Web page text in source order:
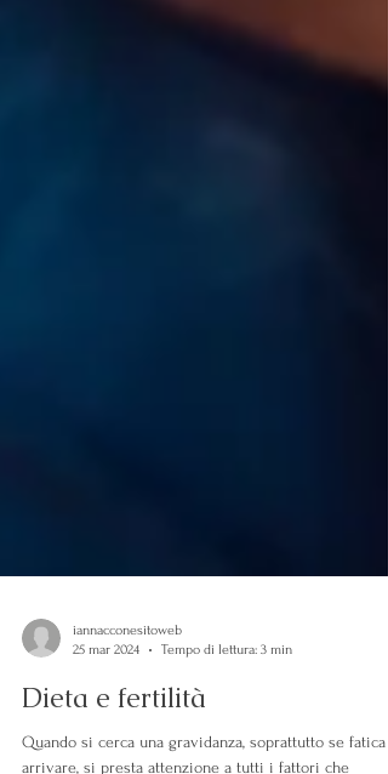
25 mar 2024
Tempo di lettura: 3 min
Dieta e fertilità